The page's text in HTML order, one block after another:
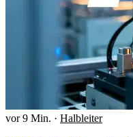
vor 9 Min. · Halbleiter